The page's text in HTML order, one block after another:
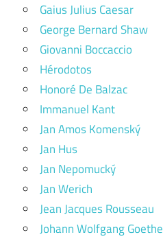
Gaius Julius Caesar
George Bernard Shaw
Giovanni Boccaccio
Hérodotos
Honoré De Balzac
Immanuel Kant
Jan Amos Komenský
Jan Hus
Jan Nepomucký
Jan Werich
Jean Jacques Rousseau
Johann Wolfgang Goethe